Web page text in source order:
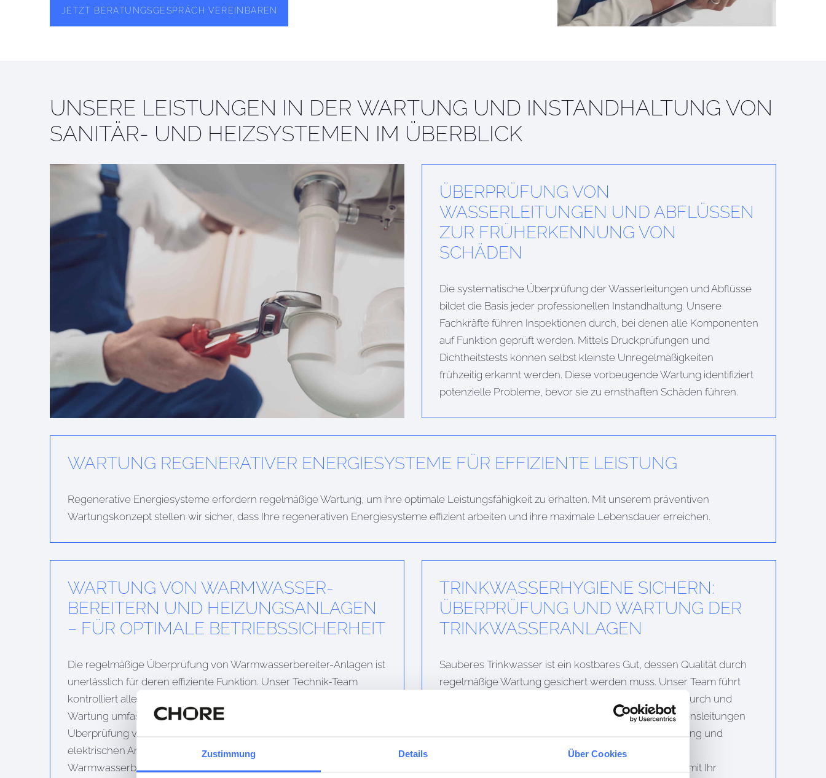
Zustimmung Details Über Cookies
JETZT BERATUNGSGESPRÄCH VEREINBAREN
UNSERE LEISTUNGEN IN DER WARTUNG UND INSTAND­HALTUNG VON
SANITÄR- UND HEIZ­SYSTEMEN IM ÜBERBLICK
ÜBERPRÜFUNG VON
WASSERLEITUNGEN UND ABFLÜSSEN
ZUR FRÜH­ERKENNUNG VON
SCHÄDEN
Die systematische Überprüfung der Wasserleitungen und Abflüsse
bildet die Basis jeder professionellen Instandhaltung. Unsere
Fachkräfte führen Inspektionen durch, bei denen alle Komponenten
auf Funktion geprüft werden. Mittels Druckprüfungen und
Dichtheitstests können selbst kleinste Unregelmäßigkeiten
frühzeitig erkannt werden. Diese vorbeugende Wartung identifiziert
potenzielle Probleme, bevor sie zu ernsthaften Schäden führen.
WARTUNG REGENERATIVER ENERGIESYSTEME FÜR EFFIZIENTE LEISTUNG
Regenerative Energiesysteme erfordern regelmäßige Wartung, um ihre optimale Leistungsfähigkeit zu erhalten. Mit unserem präventiven
Wartungskonzept stellen wir sicher, dass Ihre regenerativen Energiesysteme effizient arbeiten und ihre maximale Lebensdauer erreichen.
WARTUNG VON WARMWASSER­
BEREITERN UND HEIZUNGSANLAGEN
– FÜR OPTIMALE BETRIEBS­SICHERHEIT
Die regelmäßige Überprüfung von Warmwasserbereiter-Anlagen ist
unerlässlich für deren effiziente Funktion. Unser Technik-Team
kontrolliert alle Komponenten auf Verschleiß und Defekte. Die
Wartung umfasst die Kontrolle von Wärmetauschern, die
Überprüfung von Sicherheitsventilen sowie die Kontrolle der
elektrischen Anschlüsse. Durch die professionelle Wartung des
Warmwasserbereiters und der Heizungsanlage optimieren wir
TRINKWASSER­HYGIENE SICHERN:
ÜBERPRÜFUNG UND WARTUNG DER
TRINKWASSER­ANLAGEN
Sauberes Trinkwasser ist ein kostbares Gut, dessen Qualität durch
regelmäßige Wartung gesichert werden muss. Unser Team führt
fachgerechte Inspektionen der Trinkwasseranlagen durch und
achtet besonders auf kritische Bereiche wie Stagnationsleitungen
und Totstränge. Durch die kontinuierliche Überwachung und
vorbeugende Wartung minimieren wir das Risiko von
Legionellenbefall und anderen Verunreinigungen, damit Ihr